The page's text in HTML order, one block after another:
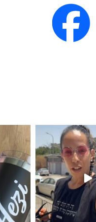
קיימת באתר ובסני
המוצר הכי מבוקש שלנו מטף